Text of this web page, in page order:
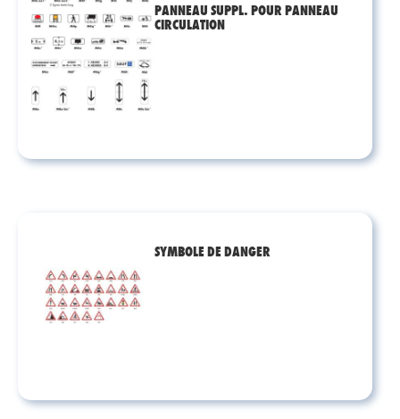
PANNEAU SUPPL. POUR PANNEAU
CIRCULATION
SYMBOLE DE DANGER